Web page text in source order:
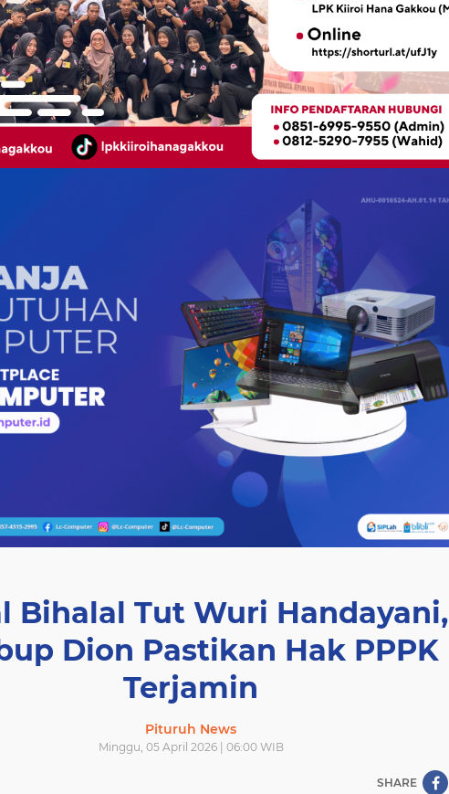
Bihalal Tut Wuri Handayani,
Dion Pastikan Hak PPPK
Terjamin
Pituruh News
Minggu, 05 April 2026 | 06:00 WIB
SHARE